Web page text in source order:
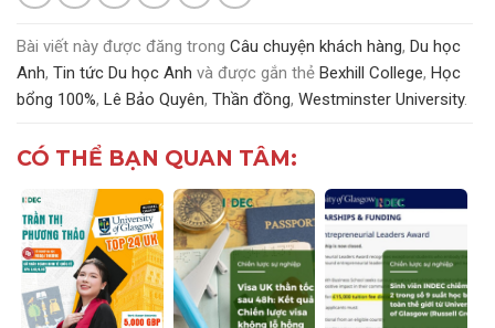
Bài viết này được đăng trong Câu chuyện khách hàng, Du học
Anh, Tin tức Du học Anh và được gắn thẻ Bexhill College, Học
bổng 100%, Lê Bảo Quyên, Thần đồng, Westminster University.
CÓ THỂ BẠN QUAN TÂM: